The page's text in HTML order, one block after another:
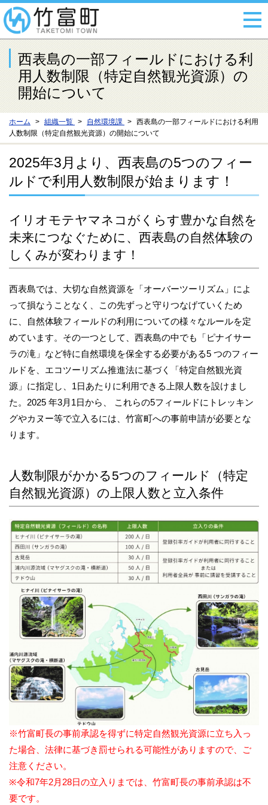
西表島の一部フィールドにおける利
用人数制限（特定自然観光資源）の
開始について
ホーム 組織一覧 自然環境課
西表島の一部フィールドにおける利用
人数制限（特定自然観光資源）の開始について
2025年3月より、西表島の5つのフィー
ルドで利用人数制限が始まります！
イリオモテヤマネコがくらす豊かな自然を
未来につなぐために、西表島の自然体験の
しくみが変わります！
西表島では、大切な自然資源を「オーバーツーリズム」によ
って損なうことなく、この先ずっと守りつなげていくため
に、自然体験フィールドの利用についての様々なルールを定
めています。その一つとして、西表島の中でも「ピナイサー
ラの滝」など特に自然環境を保全する必要がある5 つのフィー
ルドを、エコツーリズム推進法に基づく「特定自然観光資
源」に指定し、1日あたりに利用できる上限人数を設けまし
た。2025 年3月1日から、 これらの5フィールドにトレッキン
グやカヌー等で立入るには、竹富町への事前申請が必要とな
ります。
人数制限がかかる5つのフィールド（特定
自然観光資源）の上限人数と立入条件
※竹富町長の事前承認を得ずに特定自然観光資源に立ち入っ
た場合、法律に基づき罰せられる可能性がありますので、ご
注意ください。
※令和7年2月28日の立入りまでは、竹富町長の事前承認は不
要です。